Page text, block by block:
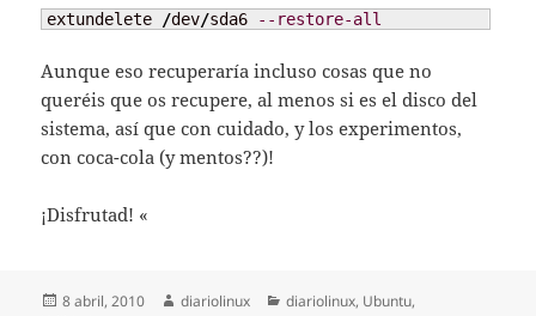
extundelete /dev/sda6 --restore-all
Aunque eso recuperaría incluso cosas que no
queréis que os recupere, al menos si es el disco del
sistema, así que con cuidado, y los experimentos,
con coca-cola (y mentos??)!
¡Disfrutad! «
Publicado
8 abril, 2010 Autor
diariolinux Categorías
diariolinux, Ubuntu,